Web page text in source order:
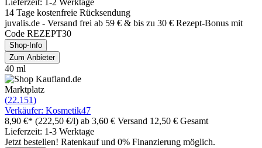
14 Tage kostenfreie Rücksendung
juvalis.de - Versand frei ab 59 € & bis zu 30 € Rezept-Bonus mit
Code REZEPT30
Shop-Info
Zum Anbieter
40 ml
Marktplatz
(22.151)
Verkäufer: Kosmetik47
8,90 €* (222,50 €/l) ab 3,60 € Versand 12,50 € Gesamt
Lieferzeit: 1-3 Werktage
Jetzt bestellen! Ratenkauf und 0% Finanzierung möglich.